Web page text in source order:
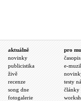
aktuálně
novinky
publicistika
živě
recenze
song dne
fotogalerie
pro
e-
testy
články